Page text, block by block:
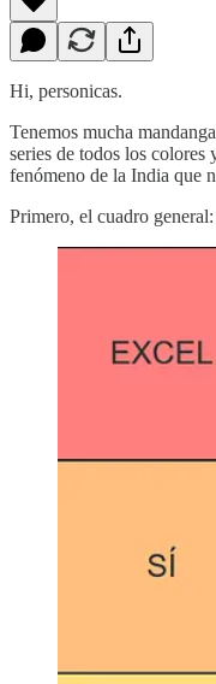
Hi, personicas.
Tenemos mucha
series de todos los colores
fenómeno de la India que
Primero, el cuadro general: